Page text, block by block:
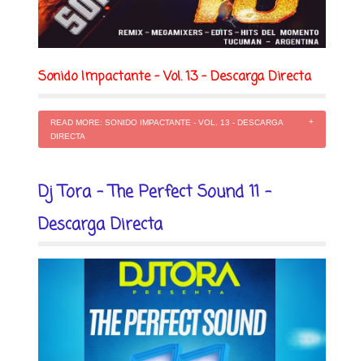
Sonido Impactante - Vol. 13 - Descarga Directa
READ MORE: SONIDO IMPACTANTE - VOL. 13 - DESCARGA
DIRECTA
Dj Tora - The Perfect Sound 11 -
Descarga Directa